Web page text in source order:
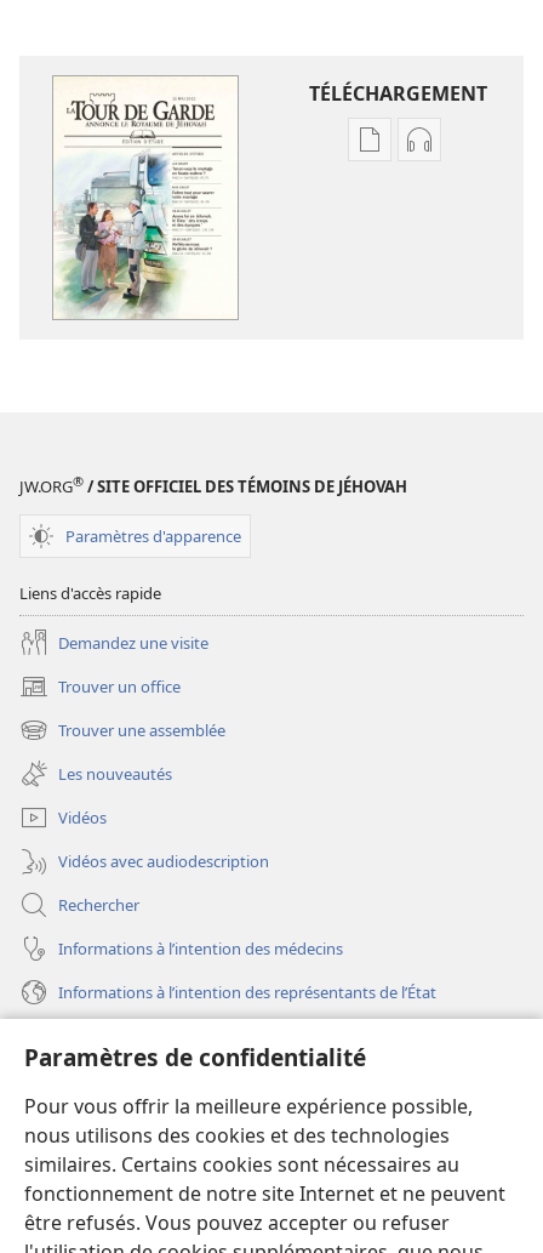
Paramètres de confidentialité
Pour vous offrir la meilleure expérience possible,
nous utilisons des cookies et des technologies
similaires. Certains cookies sont nécessaires au
fonctionnement de notre site Internet et ne peuvent
être refusés. Vous pouvez accepter ou refuser
TÉLÉCHARGEMENT
Options
D’ÉTUDE)
Options
JW.ORG® / SITE OFFICIEL DES TÉMOINS DE JÉHOVAH
Paramètres d'apparence
Liens d'accès rapide
Demandez une visite
Trouver un office
(ouvre
une
nouvelle
fenêtre)
Trouver une assemblée
(ouvre
une
nouvelle
fenêtre)
Les nouveautés
Vidéos
Vidéos avec audiodescription
Rechercher
Informations à l’intention des médecins
Informations à l’intention des représentants de l’État
(ouvre
une
nouvelle
fenêtre)
Bibliothèque en ligne
(ouvre
une
nouvelle
fenêtre)
JW Hub®
(ouvre